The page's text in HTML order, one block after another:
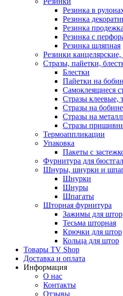
Резинка в
Резинка
Резинка продежка
Резинка с
Резинка шляпная
Резинки канцелярские,
Стразы, пайетки,
Блестки
Пайетки на
Самоклеящиеся
Стразы клеевые,
Стразы на бобине
Стразы на
Стразы
Термоаппликации
Упаковка
Пакеты с
Фурнитура для
Шнуры, шнурки и
Шнурки
Шнуры
Шпагаты
Шторная фурнитура
Зажимы для штор
Тесьма шторная
Крючки для штор
Кольца для штор
Товары TV Shop
Доставка и оплата
Информация
О нас
Контакты
Отзывы